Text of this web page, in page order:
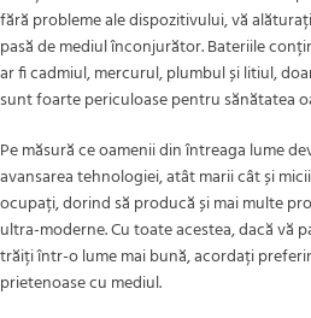
fără probleme ale dispozitivului, vă
pasă de mediul înconjurător. Bateriile
ar fi cadmiul, mercurul, plumbul și litiul,
sunt foarte periculoase pentru sănătatea
Pe măsură ce oamenii din întreaga lume
avansarea tehnologiei, atât marii cât și
ocupați, dorind să producă și mai multe
ultra-moderne. Cu toate acestea, dacă vă
trăiți într-o lume mai bună, acordați
prietenoase cu mediul.